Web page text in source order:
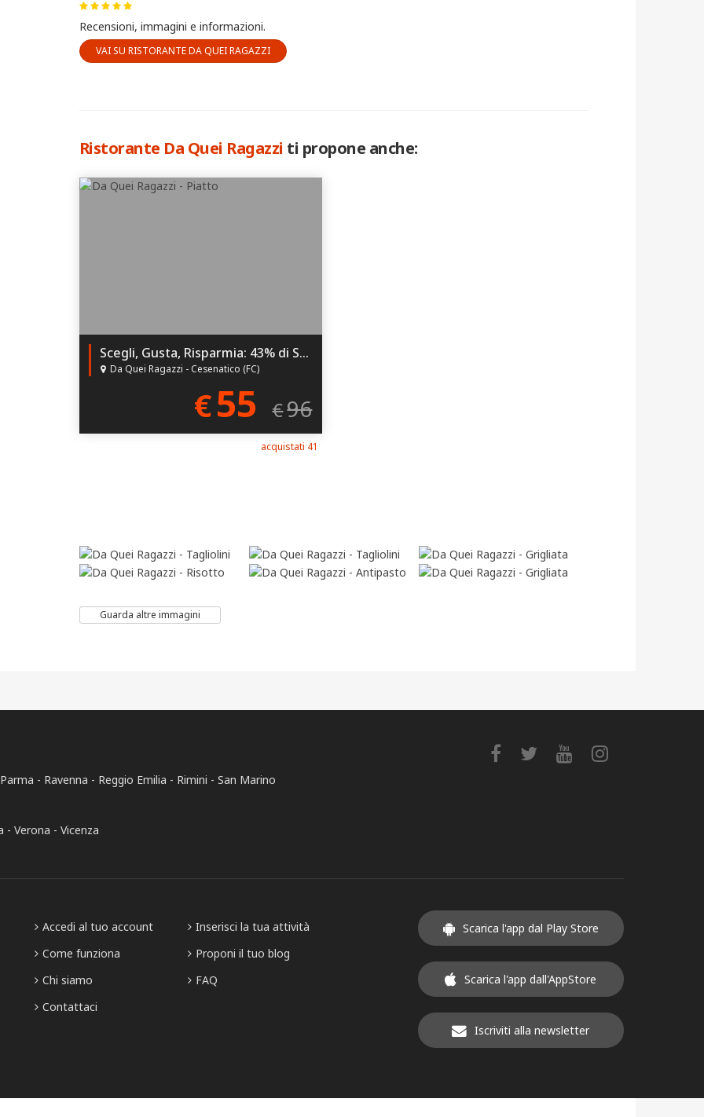
Recensioni, immagini e informazioni.
VAI SU RISTORANTE DA QUEI RAGAZZI
Ristorante Da Quei Ragazzi ti propone anche:
Scegli, Gusta, Risparmia: 43% di Sconto su Menù di Coppia!
Da Quei Ragazzi - Cesenatico (FC)
€55 €96
acquistati 41
Guarda altre immagini
Parma Ravenna Reggio Emilia Rimini
San Marino
Verona Vicenza
Accedi al tuo account
Come funziona
Chi siamo
Contattaci
Inserisci la tua attività
Proponi il tuo blog
FAQ
Scarica l'app dal Play Store
Scarica l'app dall'AppStore
Iscriviti alla newsletter